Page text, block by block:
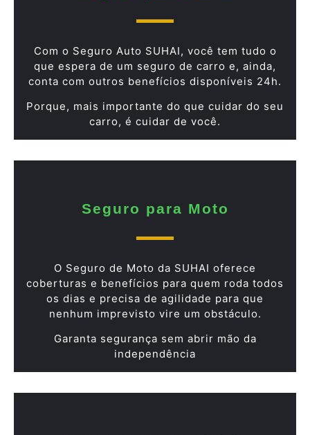
Com o Seguro Auto SUHAI, você tem tudo o
que espera de um seguro de carro e, ainda,
conta com outros benefícios disponíveis 24h.
Porque, mais importante do que cuidar do seu
carro, é cuidar de você.
Seguro para Moto
O Seguro de Moto da SUHAI oferece
coberturas e benefícios para quem roda todos
os dias e precisa de agilidade para que
nenhum imprevisto vire um obstáculo.
Garanta segurança sem abrir mão da
independência